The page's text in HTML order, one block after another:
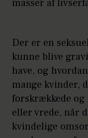
masser af
Der er en
kunne blive
have, og
mange kvinder,
forskrækkede og
eller vrede, når
kvindelige